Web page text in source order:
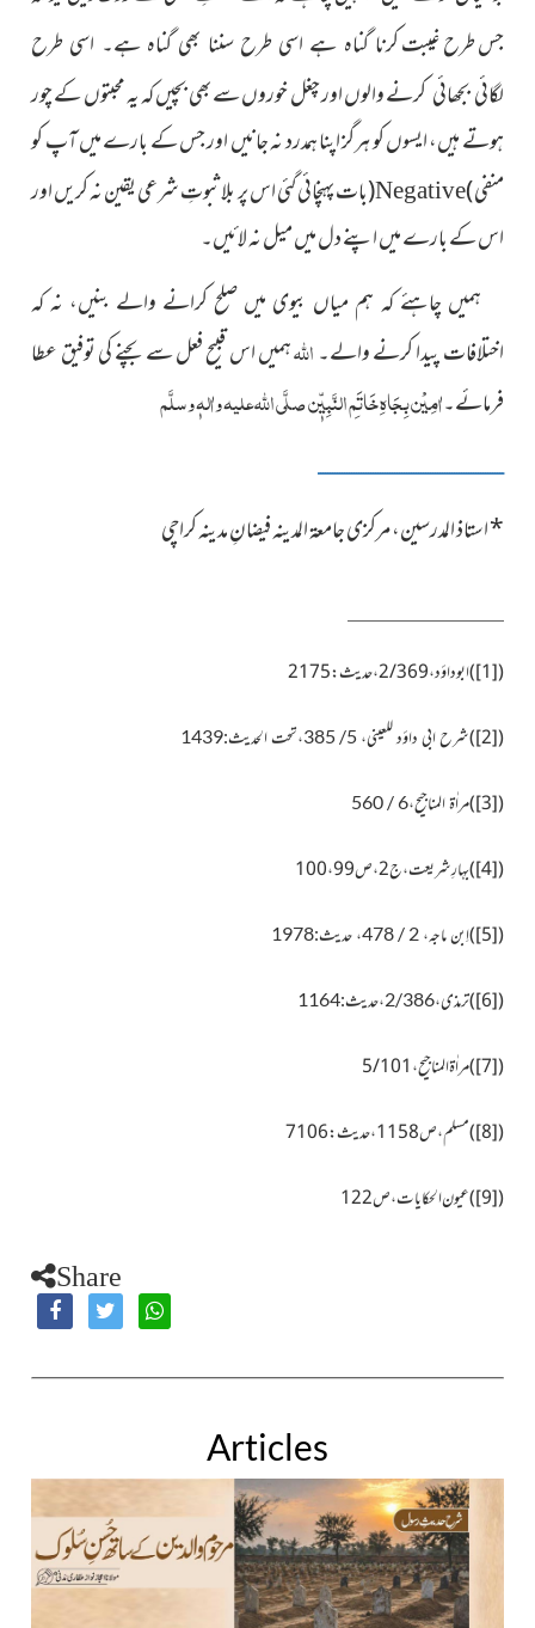
جس طرح غیبتکرنا گناہ ہے اسی طرح سننا بھی گناہ ہے۔ اسی طرح
لگائی بجھائی کرنےوالوں اور چغل خوروں سے بھی بچیں کہ یہ محبتوں کے چور
ہوتے ہیں، ایسوں کو ہرگز اپنا ہمدرد نہ جانیں اور جس کے بارے میں آپ کو
منفی(
Negative
)بات پہنچائی گئی اس پر بلاثبوتِ شرعی یقین نہ کریں اور
اس کے بارے میں اپنے دل میں میل نہ لائیں۔
ہمیں چاہئے کہ ہم میاں بیوی میں صلح کرانے والے بنیں، نہ کہ
اختلافات پیدا کرنے والے۔اللہہمیں اس قبیح فعل سے بچنے کی توفیق عطا
فرمائے۔اٰمِیْن بِجَاہِ خَاتَمِ النَّبِیّٖن صلَّی اللہ علیہ واٰلہٖ وسلَّم
ــــــــــــــــــــــــــــــــــــــــــــــــــــــــــــــــــــــــــــــ
*استاذ المدرسین، مرکزی جامعۃ المدینہ فیضانِ مدینہ کراچی
(
[1]
)ابوداؤد،2/369،حدیث:2175
(
[2]
)شرح ابی داؤد للعینی، 5/ 385،تحت الحدیث:1439
(
[3]
)مراٰۃ المناجیح،6 / 560
(
[4]
)بہارِ شریعت،ج2،ص100،99
(
[5]
)اِبن ماجہ، 2 / 478، حدیث:1978
(
[6]
)ترمذی،2/386،حدیث:1164
(
[7]
)مراٰ ۃ المناجیح،5/101
(
[8]
)مسلم، ص1158،حدیث:7106
(
[9]
)عیو ن الحکایات،ص122
Share
Articles